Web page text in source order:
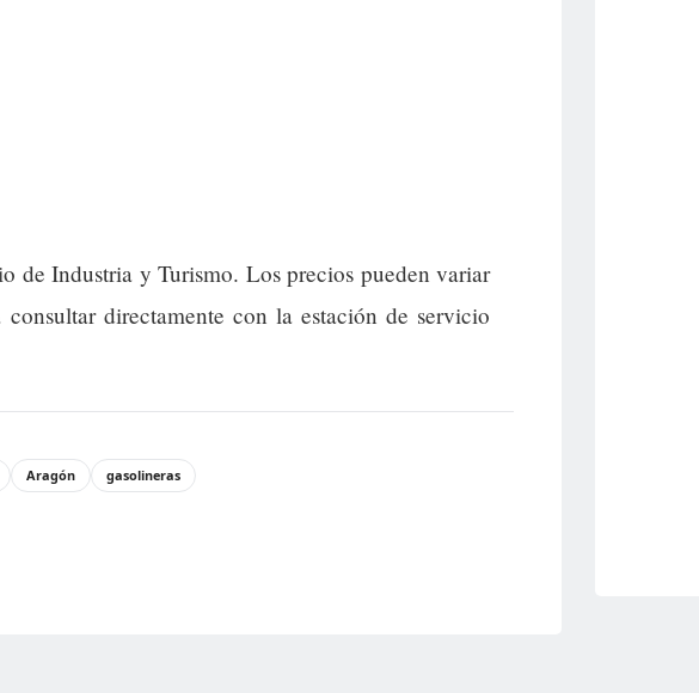
de Industria y Turismo. Los precios pueden variar
directamente con la estación de servicio
Aragón gasolineras